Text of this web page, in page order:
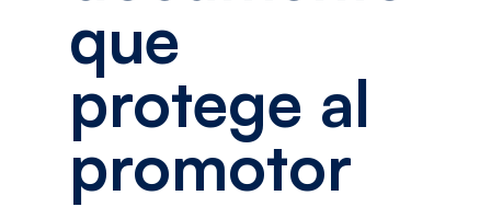
que
protege al
promotor